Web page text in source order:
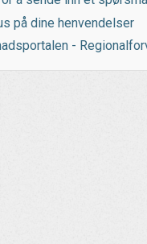
på dine henvendelser
-